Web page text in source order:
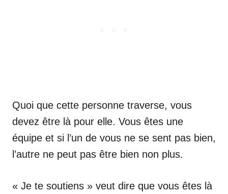
Quoi que cette personne traverse, vous
devez être là pour elle. Vous êtes une
équipe et si l’un de vous ne se sent pas bien,
l’autre ne peut pas être bien non plus.
« Je te soutiens » veut dire que vous êtes là